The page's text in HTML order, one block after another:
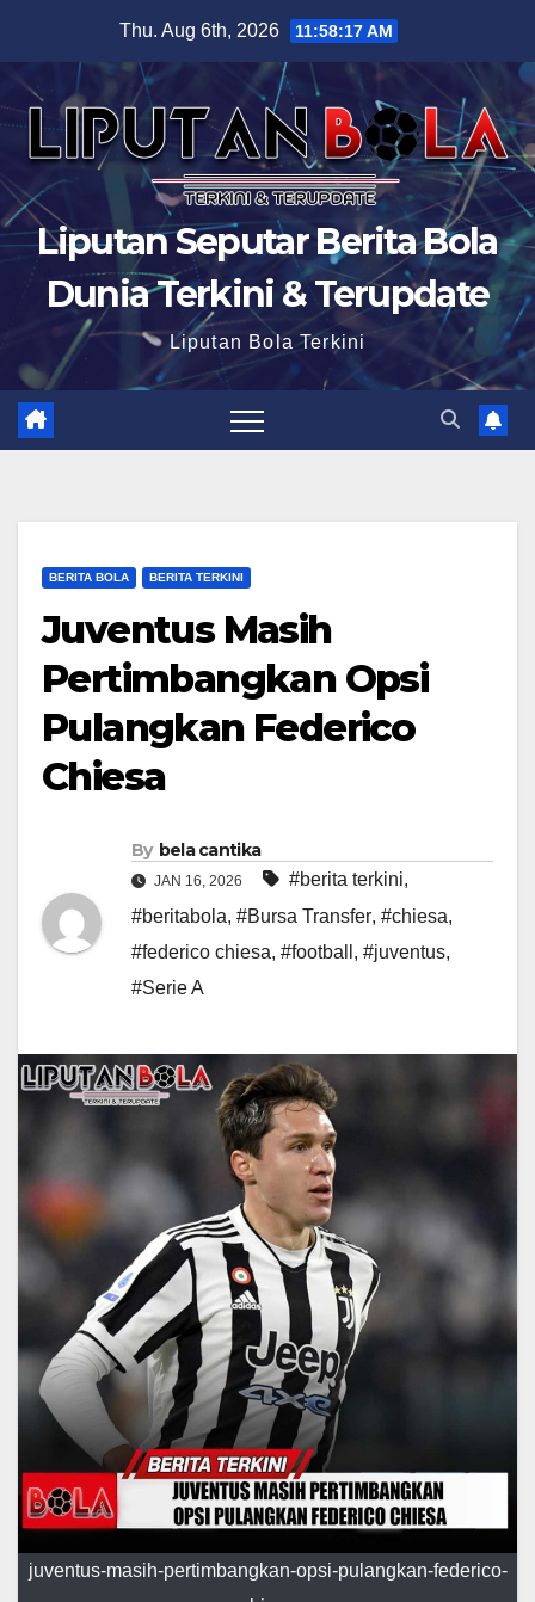
content
Thu. Aug 6th, 2026 11:58:18 AM
Liputan Seputar Berita Bola
Dunia Terkini & Terupdate
Liputan Bola Terkini
BERITA BOLA BERITA TERKINI
Juventus Masih
Pertimbangkan Opsi
Pulangkan Federico
Chiesa
By bela cantika
JAN 16, 2026 #berita terkini,
#beritabola, #Bursa Transfer, #chiesa,
#federico chiesa, #football , #juventus,
#Serie A
juventus-masih-pertimbangkan-opsi-pulangkan-federico-